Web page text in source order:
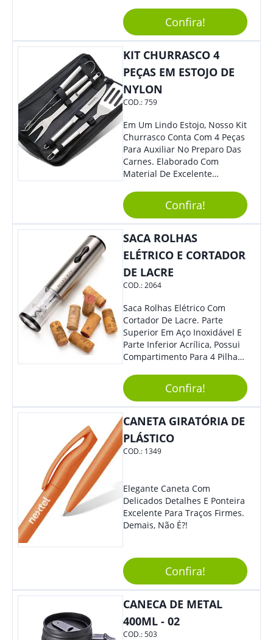
Utilizado Em Diversos
Momentos Do Dia.
Personalize-O Com Sua Marca
E Tenha Ainda Mais Destaque
Em Feiras De Exposições E
Eventos Corporativos.
Confira!
KIT CHURRASCO 4
PEÇAS EM ESTOJO DE
NYLON
COD.:759
Em Um Lindo Estojo, Nosso Kit
Churrasco Conta Com 4 Peças
Para Auxiliar No Preparo Das
Carnes. Elaborado Com
Material De Excelente
Tradicional, Sem Dúvidas É O
Brinde Certo Para Todos Os
Públicos. Personalize-O Com
Sua Marca. Seus Clientes E
Colaboradores Com Certeza
Irão Adorar.
Confira!
SACA ROLHAS
ELÉTRICO E CORTADOR
DE LACRE
COD.:2064
Saca Rolhas Elétrico Com
Cortador De Lacre. Parte
Superior Em Aço Inoxidável E
Parte Inferior Acrílica, Possui
Compartimento Para 4 Pilhas
Acompanha Pilhas) – Contém
Desenho Indicativo De
Abertura E Fechamento Da
Tampa; Botões Para Extração
E Remoção De Rolhas E Parte
Inferior Com Anel Cortador De
Lacre (Removível).
Confira!
CANETA GIRATÓRIA DE
PLÁSTICO
COD.: 1349
Elegante Caneta Com
Delicados Detalhes E Ponteira
Excelente Para Traços Firmes.
Demais, Não É?!
Confira!
CANECA DE METAL
400ML - 02
COD.:503